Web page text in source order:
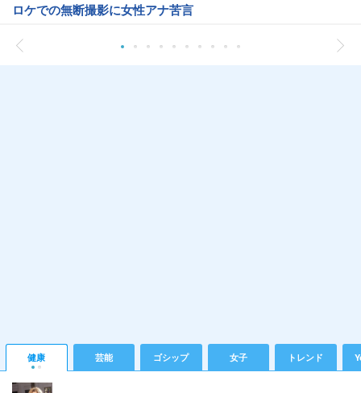
ロケでの無断撮影に女性アナ苦言
健康 芸能 ゴシップ 女子 トレンド